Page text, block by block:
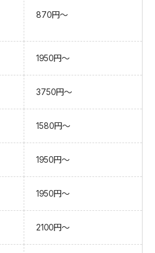
870円～
1950円～
3750円～
1580円～
1950円～
1950円～
2100円～